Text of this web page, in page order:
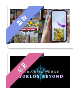
新着
必見